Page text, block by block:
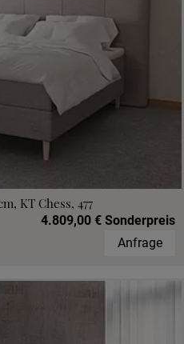
KT Chess, 477
4.809,00 € Sonderpreis
Anfrage